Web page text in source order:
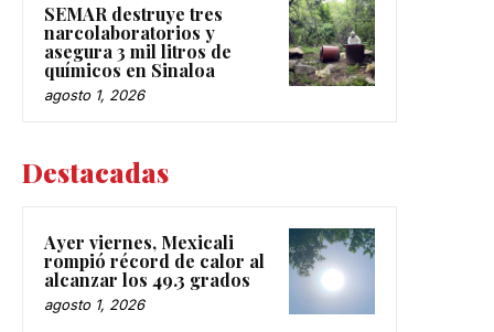
SEMAR destruye tres
narcolaboratorios y
asegura 3 mil litros de
químicos en Sinaloa
agosto 1, 2026
Destacadas
Ayer viernes, Mexicali
rompió récord de calor al
alcanzar los 49.3 grados
agosto 1, 2026